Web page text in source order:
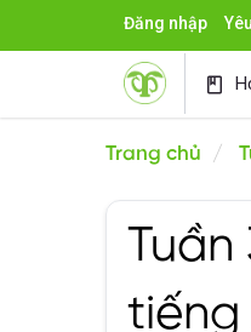
Đăng nhập
book
Trang chủ
tiếng